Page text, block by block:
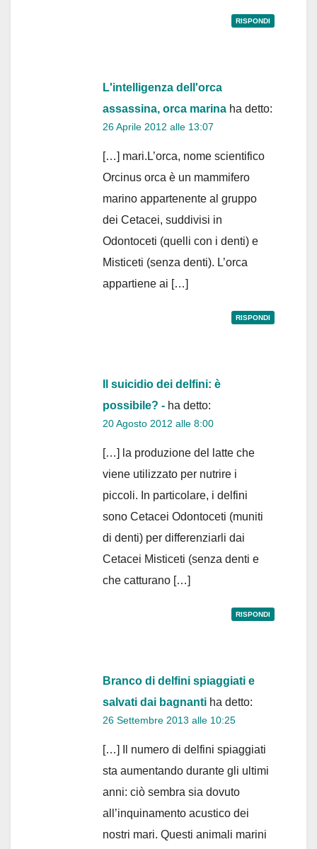
RISPONDI
L'intelligenza dell'orca
assassina, orca marina ha detto:
26 Aprile 2012 alle 13:07
[…] mari.L’orca, nome scientifico
Orcinus orca è un mammifero
marino appartenente al gruppo
dei Cetacei, suddivisi in
Odontoceti (quelli con i denti) e
Misticeti (senza denti). L’orca
appartiene ai […]
RISPONDI
Il suicidio dei delfini: è
possibile? - ha detto:
20 Agosto 2012 alle 8:00
[…] la produzione del latte che
viene utilizzato per nutrire i
piccoli. In particolare, i delfini
sono Cetacei Odontoceti (muniti
di denti) per differenziarli dai
Cetacei Misticeti (senza denti e
che catturano […]
RISPONDI
Branco di delfini spiaggiati e
salvati dai bagnanti ha detto:
26 Settembre 2013 alle 10:25
[…] Il numero di delfini spiaggiati
sta aumentando durante gli ultimi
anni: ciò sembra sia dovuto
all’inquinamento acustico dei
nostri mari. Questi animali marini